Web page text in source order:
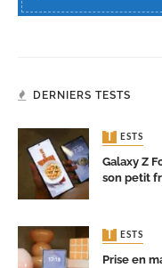
DERNIERS TESTS
TESTS
Galaxy Z
son petit
TESTS
Prise en